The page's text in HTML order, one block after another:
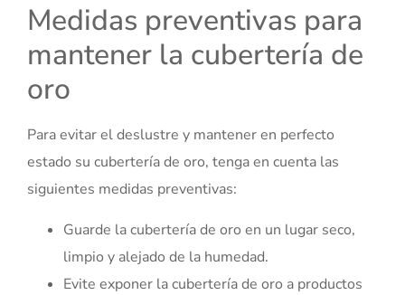
Medidas preventivas para
mantener la cubertería de
oro
Para evitar el deslustre y mantener en perfecto
estado su cubertería de oro, tenga en cuenta las
siguientes medidas preventivas:
Guarde la cubertería de oro en un lugar seco,
limpio y alejado de la humedad.
Evite exponer la cubertería de oro a productos